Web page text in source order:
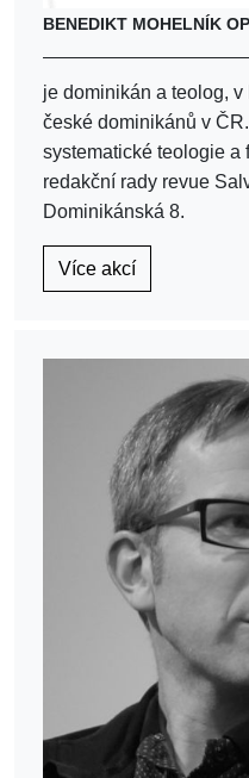
BENEDIKT MOHELNÍK OP
je dominikán a teolog,
české dominikánů v
systematické teologie a
redakční rady revue
Dominikánská 8.
Více akcí